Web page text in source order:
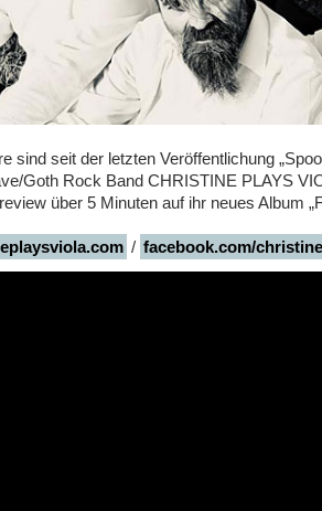
sind seit der letzten Veröffentlichung
Goth Rock Band CHRISTINE PLAYS
über 5 Minuten auf ihr neues Album
/ facebook.com/